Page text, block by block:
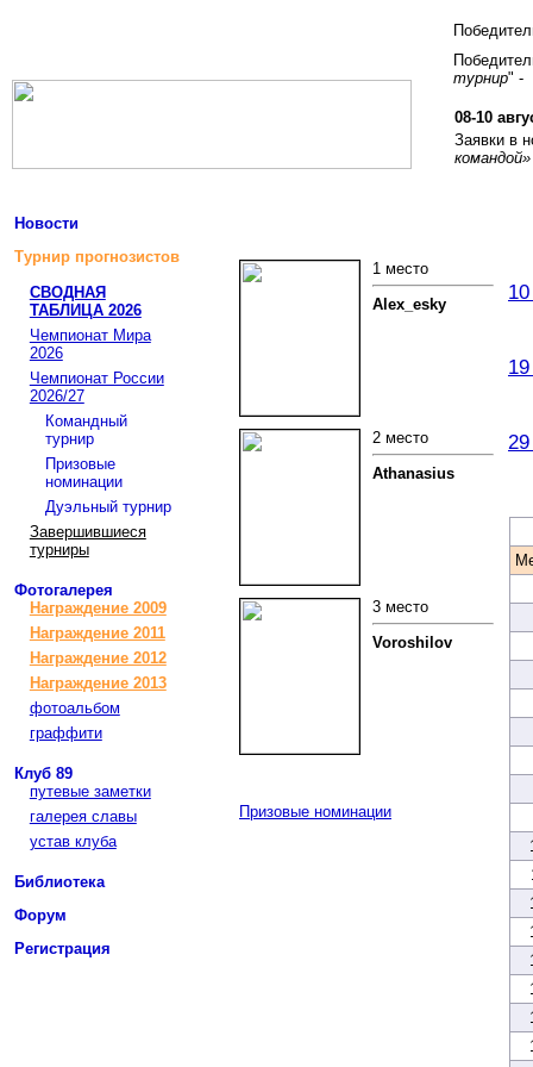
турнир" -
08-10
Заявки в
командой»
Новости
Турнир прогнозистов
СВОДНАЯ
ТАБЛИЦА 2026
Чемпионат Мира
2026
Чемпионат России
2026/27
Командный
турнир
Призовые
номинации
Дуэльный турнир
Завершившиеся
турниры
Фотогалерея
Награждение 2009
Награждение 2011
Награждение 2012
Награждение 2013
фотоальбом
граффити
Клуб 89
путевые заметки
галерея славы
устав клуба
Библиотека
Форум
Регистрация
1 место
Alex_esky
2 место
Athanasius
3 место
Voroshilov
Призовые номинации